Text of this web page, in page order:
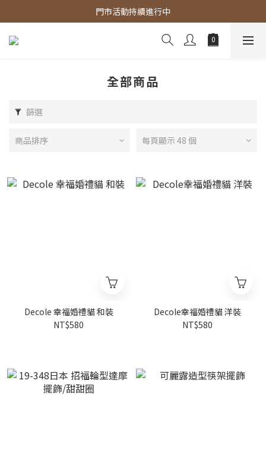
官網商品 全館滿3000 免運費
門市活動持續進行中
官網商品 全館滿3000 免運費
全部商品
篩選
商品排序 每頁顯示 48 個
Decole 幸福婚禮貓 和裝
NT$580
Decole幸福婚禮貓 洋裝
NT$580